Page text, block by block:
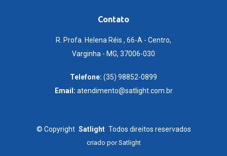
Contato
R. Profa. Helena Réis , 66-A - Centro,
Varginha - MG, 37006-030
Telefone: (35) 98852-0899
Email: atendimento@satlight.com.br
© Copyright Satlight Todos direitos reservados
criado porSatlight